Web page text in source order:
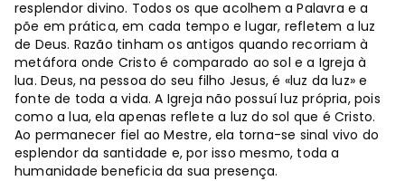
resplendor divino. Todos os que acolhem a Palavra e a
põe em prática, em cada tempo e lugar, refletem a luz
de Deus. Razão tinham os antigos quando recorriam à
metáfora onde Cristo é comparado ao sol e a Igreja à
lua. Deus, na pessoa do seu filho Jesus, é «luz da luz» e
fonte de toda a vida. A Igreja não possuí luz própria, pois
como a lua, ela apenas reflete a luz do sol que é Cristo.
Ao permanecer fiel ao Mestre, ela torna-se sinal vivo do
esplendor da santidade e, por isso mesmo, toda a
humanidade beneficia da sua presença.